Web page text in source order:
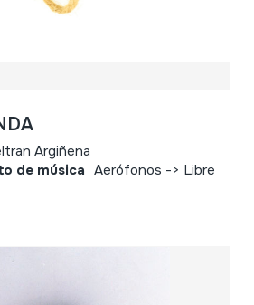
Argiñena
de música Aerófonos -> Libre